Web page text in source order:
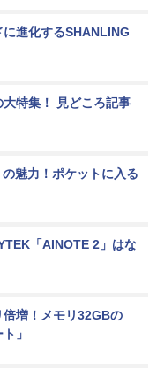
進化するSHANLING
特集！ 見どころ記事
魅力！ポケットに入る
「AINOTE 2」はな
増！メモリ32GBの
」